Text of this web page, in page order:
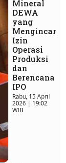
Mineral
DEWA
yang
Mengincar
Izin
Operasi
Produksi
dan
Berencana
IPO
Rabu, 15 April
2026 | 19:02
WIB